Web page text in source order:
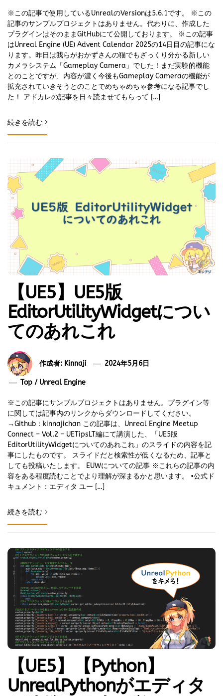
※この記事で使用しているUnrealのVersionは5.6.1です。 ※この
記事のサンプルプロジェクトはありません。代わりに、作成した
プラグインはそのままGitHubにて公開しております。 ※この記事
はUnreal Engine (UE) Advent Calendar 2025の14日目の記事にな
ります。昨日は我らがおかずさんの猫でもざっくり分かる新しい
カメラシステム「Gameplay Camera」でした！まだ実験的機能
とのことですが、内容が濃く今後もGameplay Cameraの機能が
拡充されていきそうとのことでめちゃめちゃ参考になる記事でし
た！ アドカレの記事を日々読ませてもらって […]
続きを読む
【UE5】UE5版
EditorUtilityWidgetについ
てのあれこれ
作成者: Kinnaji 2024年5月6日
Top / Unreal Engine
※この記事にサンプルプロジェクトはありません。プラグイン等
に関しては記事内のリンクからダウンロードしてください。
→Github：kinnajichan この記事は、Unreal Engine Meetup
Connect – Vol.2 – UETipsLT編にて講演した、「UE5版
EditorUtilityWidgetについてのあれこれ」のスライドの内容を記
事にしたものです。 スライドだと検索性が低くなるため、記事と
しても投稿いたします。 EUWについての記事 ※これらの記事の内
容をある程度読むことでより理解が深まるかと思います。 •公式ド
キュメント：エディタ ユー […]
続きを読む
【UE5】【Python】
UnrealPythonがエディタ